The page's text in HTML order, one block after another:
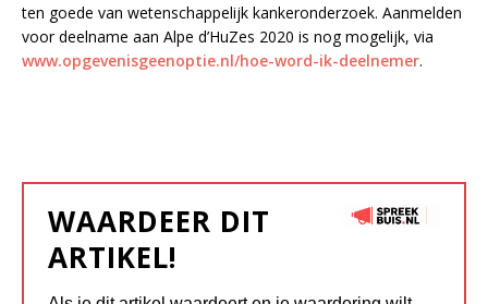
ten goede van wetenschappelijk kankeronderzoek. Aanmelden
voor deelname aan Alpe d’HuZes 2020 is nog mogelijk, via
www.opgevenisgeenoptie.nl/hoe-word-ik-deelnemer.
WAARDEER DIT
ARTIKEL!